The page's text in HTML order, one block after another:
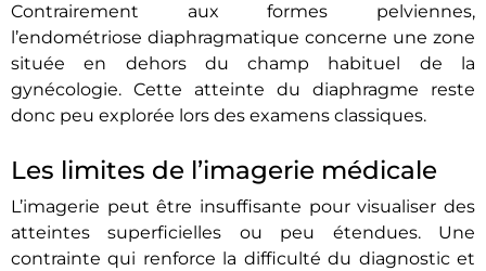
Contrairement aux formes pelviennes,
l’endométriose diaphragmatique concerne une zone
située en dehors du champ habituel de la
gynécologie. Cette atteinte du diaphragme reste
donc peu explorée lors des examens classiques.
Les limites de l’imagerie médicale
L’imagerie peut être insuffisante pour visualiser des
atteintes superficielles ou peu étendues. Une
contrainte qui renforce la difficulté du diagnostic et